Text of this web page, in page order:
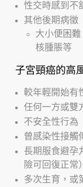
性交時感到不
其他後期病徵
大小便困
核腫脹等
子宮頸癌的高
較年輕開始有
任何一方或雙
不安全性行為
曾感染性接觸
長期服食避孕
險可回復正常）
多次生育，或